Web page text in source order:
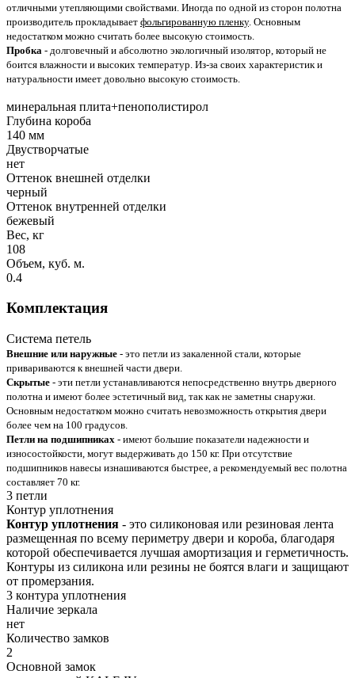
отличными утепляющими свойствами. Иногда по одной из сторон полотна
производитель прокладывает фольгированную пленку. Основным
недостатком можно считать более высокую стоимость.
Пробка - долговечный и абсолютно экологичный изолятор, который не
боится влажности и высоких температур. Из-за своих характеристик и
натуральности имеет довольно высокую стоимость.
минеральная плита+пенополистирол
Глубина короба
140 мм
Двустворчатые
нет
Оттенок внешней отделки
черный
Оттенок внутренней отделки
бежевый
Вес, кг
108
Объем, куб. м.
0.4
Комплектация
Система петель
Внешние или наружные - это петли из закаленной стали, которые
привариваются к внешней части двери.
Скрытые - эти петли устанавливаются непосредственно внутрь дверного
полотна и имеют более эстетичный вид, так как не заметны снаружи.
Основным недостатком можно считать невозможность открытия двери
более чем на 100 градусов.
Петли на подшипниках - имеют большие показатели надежности и
износостойкости, могут выдерживать до 150 кг. При отсутствие
подшипников навесы изнашиваются быстрее, а рекомендуемый вес полотна
составляет 70 кг.
3 петли
Контур уплотнения
Контур уплотнения - это силиконовая или резиновая лента
размещенная по всему периметру двери и короба, благодаря
которой обеспечивается лучшая амортизация и герметичность.
Контуры из силикона или резины не боятся влаги и защищают
от промерзания.
3 контура уплотнения
Наличие зеркала
нет
Количество замков
2
Основной замок